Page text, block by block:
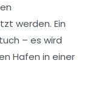
werden. Ein
– es wird
Hafen in einer